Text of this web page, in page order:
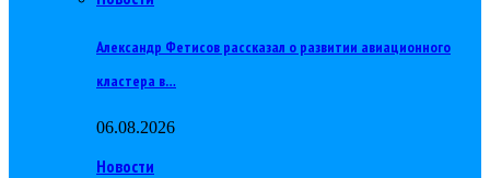
Александр Фетисов рассказал о развитии авиационного
кластера в…
06.08.2026
Новости